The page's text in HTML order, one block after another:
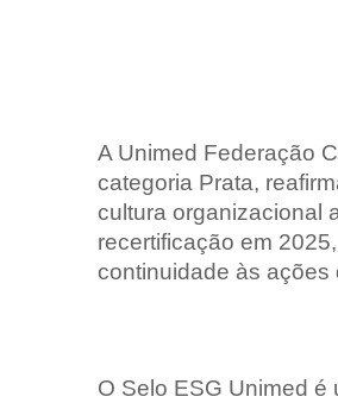
A Unimed Federação
categoria Prata,
cultura organizacional
recertificação em
continuidade às ações
O Selo ESG Unimed é